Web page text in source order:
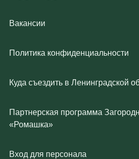
Вакансии
Политика конфиденциальности
Куда съездить в Ленинградской
Партнерская программа
«Ромашка»
Вход для персонала